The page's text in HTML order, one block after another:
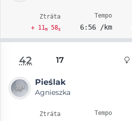
Ztráta
+ 11m58s
Tempo
6:56 /km
42 17
Pieślak
Agnieszka
Ztráta
Tempo